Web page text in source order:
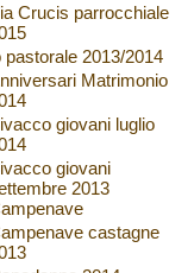
Crucis parrocchiale
pastorale 2013/2014
Matrimonio
giovani luglio
giovani
2013
castagne